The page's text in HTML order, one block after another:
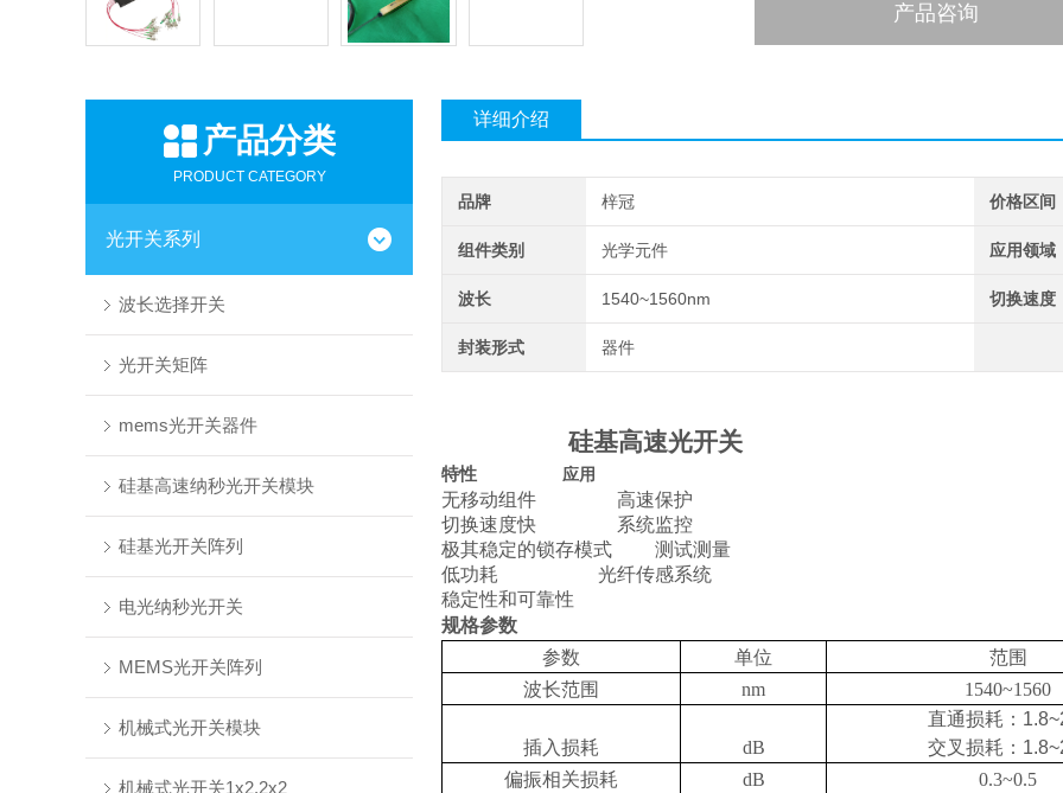
产品咨询
产品分类
PRODUCT CATEGORY
光开关系列
波长选择开关
光开关矩阵
mems光开关器件
硅基高速纳秒光开关模块
硅基光开关阵列
电光纳秒光开关
MEMS光开关阵列
机械式光开关模块
机械式光开关1x2,2x2
详细介绍
品牌 梓冠 价格区间
组件类别 光学元件 应用领域
波长 1540~1560nm 切换速度
封装形式 器件
硅基高速光开关
特性 应用
无移动组件 高速保护
切换速度快 系统监控
极其稳定的锁存模式 测试测量
低功耗 光纤传感系统
稳定性和可靠性
规格参数
参数
单位
范围
波长范围
nm 1540~1560
插入损耗 dB
直通损耗：
交叉损耗：
偏振相关损耗
dB
0.3~0.5